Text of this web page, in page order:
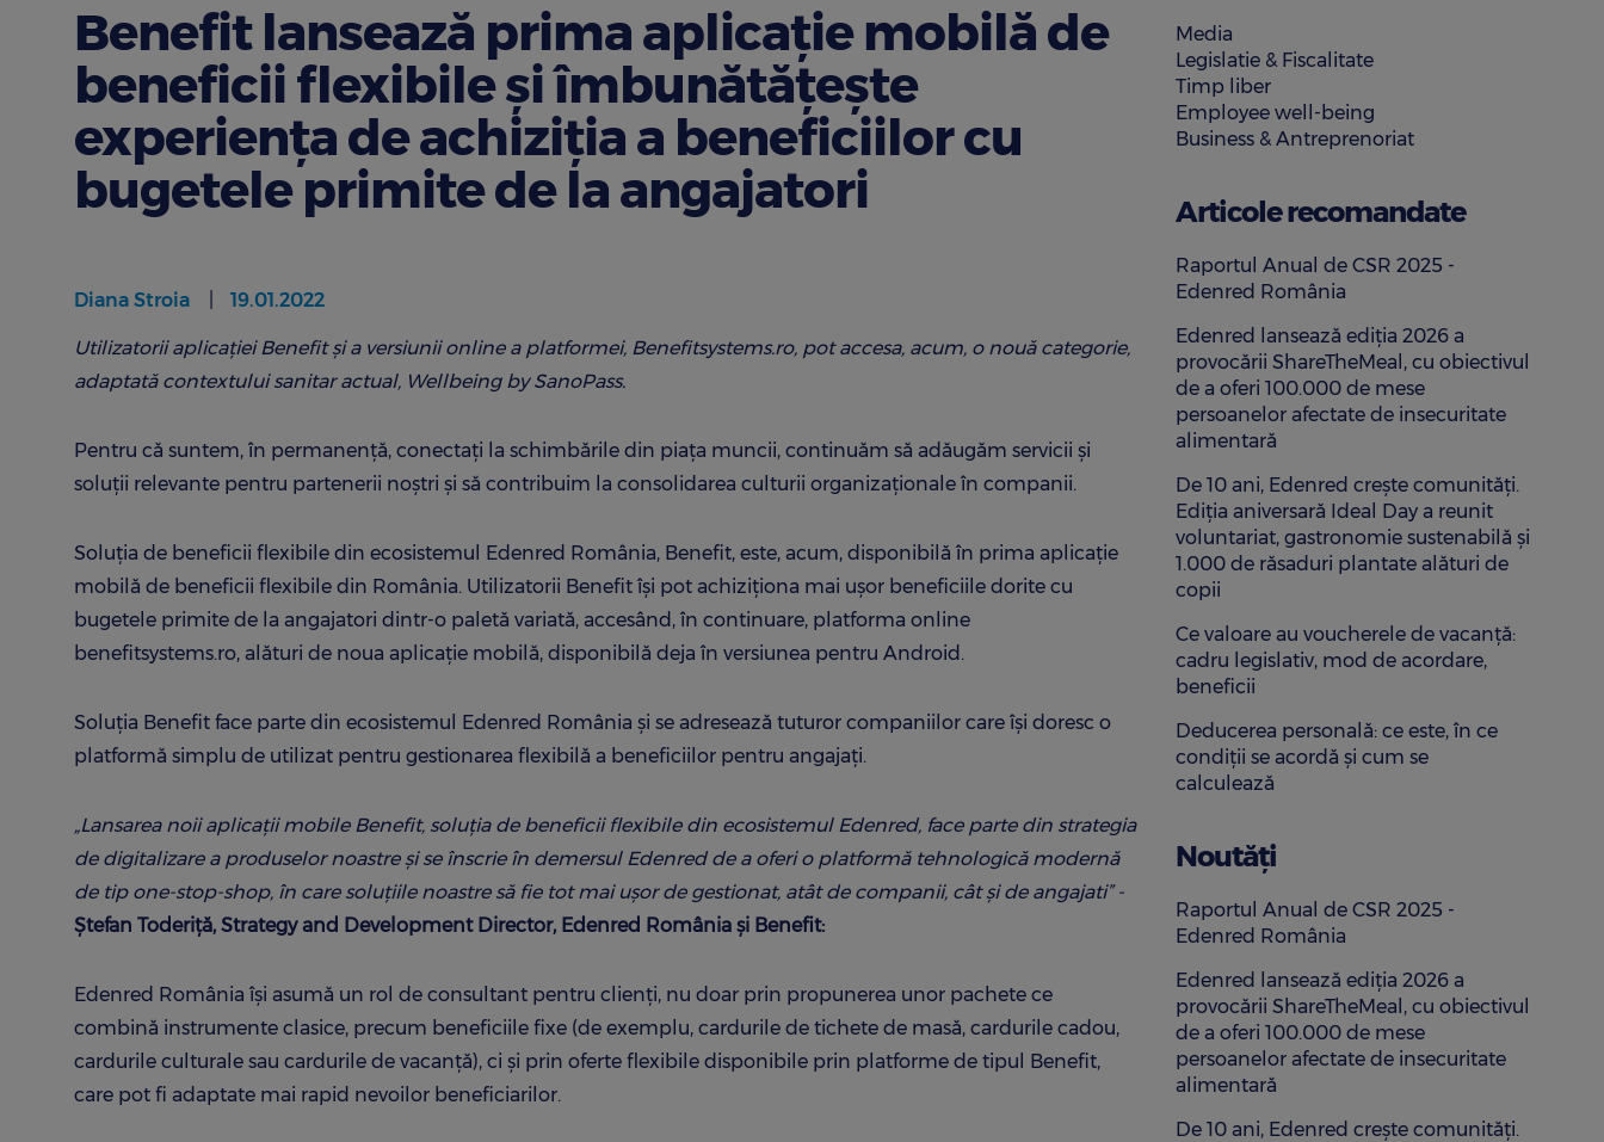
Benefit lansează prima aplicație mobilă de
beneficii flexibile și îmbunătățește
experiența de achiziția a beneficiilor cu
bugetele primite de la angajatori
Diana Stroia 19.01.2022
Utilizatorii aplicației Benefit și a versiunii online a platformei, Benefitsystems.ro, pot accesa, acum, o nouă categorie,
adaptată contextului sanitar actual, Wellbeing by SanoPass.
Pentru că suntem, în permanență, conectați la schimbările din piața muncii, continuăm să adăugăm servicii și
soluții relevante pentru partenerii noștri și să contribuim la consolidarea culturii organizaționale în companii.
Soluția de beneficii flexibile din ecosistemul Edenred România, Benefit, este, acum, disponibilă în prima aplicație
mobilă de beneficii flexibile din România. Utilizatorii Benefit își pot achiziționa mai ușor beneficiile dorite cu
bugetele primite de la angajatori dintr-o paletă variată, accesând, în continuare, platforma online
benefitsystems.ro, alături de noua aplicație mobilă, disponibilă deja în versiunea pentru Android.
Soluția Benefit face parte din ecosistemul Edenred România și se adresează tuturor companiilor care își doresc o
platformă simplu de utilizat pentru gestionarea flexibilă a beneficiilor pentru angajați.
„Lansarea noii aplicații mobile Benefit, soluția de beneficii flexibile din ecosistemul Edenred, face parte din strategia
de digitalizare a produselor noastre și se înscrie în demersul Edenred de a oferi o platformă tehnologică modernă
de tip one-stop-shop, în care soluţiile noastre să fie tot mai uşor de gestionat, atât de companii, cât și de angajati” -
Ştefan Toderiţă, Strategy and Development Director, Edenred România și Benefit:
Edenred România își asumă un rol de consultant pentru clienţi, nu doar prin propunerea unor pachete ce
combină instrumente clasice, precum beneficiile fixe (de exemplu, cardurile de tichete de masă, cardurile cadou,
cardurile culturale sau cardurile de vacanţă), ci şi prin oferte flexibile disponibile prin platforme de tipul Benefit,
care pot fi adaptate mai rapid nevoilor beneficiarilor.
Media
Legislatie & Fiscalitate
Timp liber
Employee well-being
Business & Antreprenoriat
Articole recomandate
Raportul Anual de CSR 2025 -
Edenred România
Edenred lansează ediția 2026 a
provocării ShareTheMeal, cu obiectivul
de a oferi 100.000 de mese
persoanelor afectate de insecuritate
alimentară
De 10 ani, Edenred crește comunități.
Ediția aniversară Ideal Day a reunit
voluntariat, gastronomie sustenabilă și
1.000 de răsaduri plantate alături de
copii
Ce valoare au voucherele de vacanță:
cadru legislativ, mod de acordare,
beneficii
Deducerea personală: ce este, în ce
condiții se acordă și cum se
calculează
Noutăți
Raportul Anual de CSR 2025 -
Edenred România
Edenred lansează ediția 2026 a
provocării ShareTheMeal, cu obiectivul
de a oferi 100.000 de mese
persoanelor afectate de insecuritate
alimentară
De 10 ani, Edenred crește comunități.